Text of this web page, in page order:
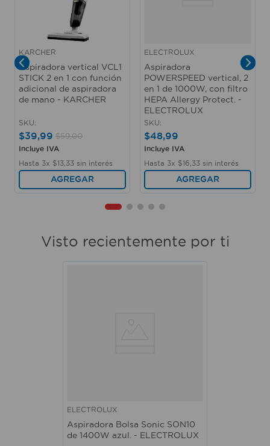
KARCHER
Aspiradora vertical VCL1
STICK 2 en 1 con función
adicional de aspiradora
de mano - KARCHER
SKU:
$39,99 $59,00
Incluye IVA
Hasta 3x $13 33 sin interés
AGREGAR
ELECTROLUX
Aspiradora
POWERSPEED vertical, 2
en 1 de 1000W, con filtro
HEPA Allergy Protect. -
ELECTROLUX
SKU:
$48,99
Incluye IVA
Hasta 3x $16 33 sin interés
AGREGAR
Visto recientemente por ti
ELECTROLUX
Aspiradora Bolsa Sonic SON10
de 1400W azul. - ELECTROLUX